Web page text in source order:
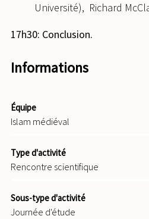
Université), Richard
17h30: Conclusion.
Informations
Équipe
Islam médiéval
Type d'activité
Rencontre scientifique
Sous-type d'activité
Journée d'étude